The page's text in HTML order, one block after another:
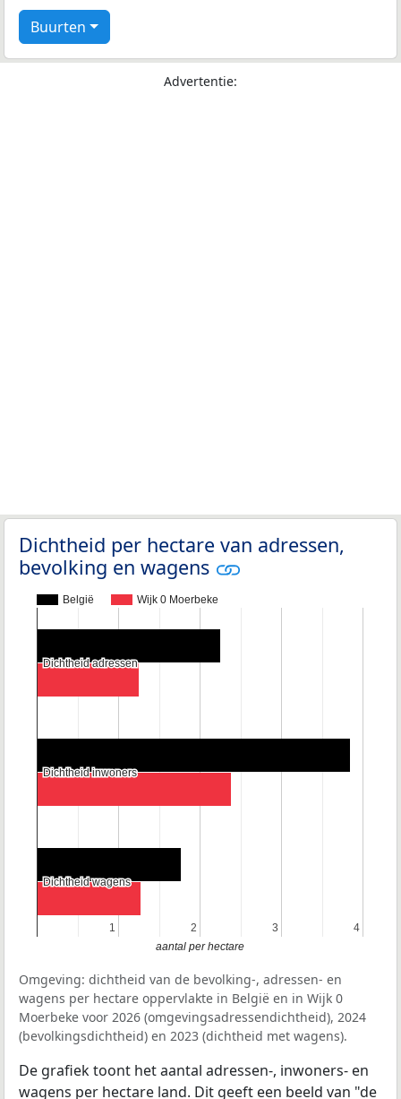
Buurten
Advertentie:
Dichtheid per hectare van adressen,
bevolking en wagens
België Wijk 0 Moerbeke
1
1 2
2 3
3 4
4
Dichtheid adressen
Dichtheid adressen
Dichtheid inwoners
Dichtheid inwoners
Dichtheid wagens
Dichtheid wagens
aantal per hectare
Omgeving: dichtheid van de bevolking-, adressen- en
wagens per hectare oppervlakte in België en in Wijk 0
Moerbeke voor 2026 (omgevingsadressendichtheid), 2024
(bevolkingsdichtheid) en 2023 (dichtheid met wagens).
De grafiek toont het aantal adressen-, inwoners- en
wagens per hectare land. Dit geeft een beeld van "de